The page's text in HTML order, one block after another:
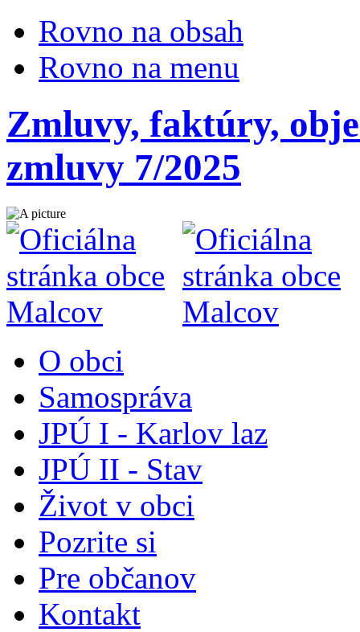
Rovno na obsah
Rovno na menu
Zmluvy, faktúry,
zmluvy 7/2025
O obci
Samospráva
JPÚ I - Karlov laz
JPÚ II - Stav
Život v obci
Pozrite si
Pre občanov
Kontakt